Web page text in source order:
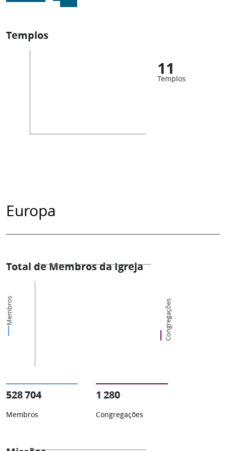
Templos
11
Templos
Europa
Total de Membros da Igreja
Membros Congregações
528 704
Membros
1 280
Congregações